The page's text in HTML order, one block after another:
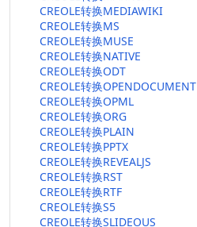
CREOLE转换MEDIAWIKI
CREOLE转换MS
CREOLE转换MUSE
CREOLE转换NATIVE
CREOLE转换ODT
CREOLE转换OPENDOCUMENT
CREOLE转换OPML
CREOLE转换ORG
CREOLE转换PLAIN
CREOLE转换PPTX
CREOLE转换REVEALJS
CREOLE转换RST
CREOLE转换RTF
CREOLE转换S5
CREOLE转换SLIDEOUS